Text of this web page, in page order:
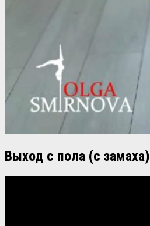
Выход с пола (с замаха)